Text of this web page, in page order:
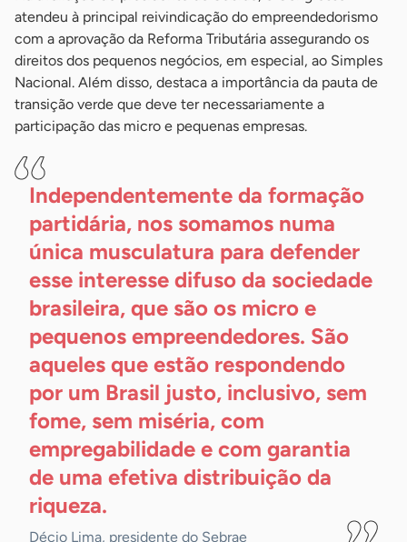
atendeu à principal reivindicação do empreendedorismo
com a aprovação da Reforma Tributária assegurando os
direitos dos pequenos negócios, em especial, ao Simples
Nacional. Além disso, destaca a importância da pauta de
transição verde que deve ter necessariamente a
participação das micro e pequenas empresas.
Independentemente da formação
partidária, nos somamos numa
única musculatura para defender
esse interesse difuso da sociedade
brasileira, que são os micro e
pequenos empreendedores. São
aqueles que estão respondendo
por um Brasil justo, inclusivo, sem
fome, sem miséria, com
empregabilidade e com garantia
de uma efetiva distribuição da
riqueza.
Décio Lima, presidente do Sebrae